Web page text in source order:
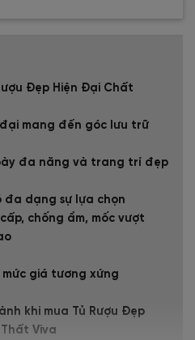
Đẹp Hiện Đại Chất
mang đến góc lưu trữ
đa năng và trang trí đẹp
đa dạng sự lựa chọn
chống ẩm, mốc vượt
giá tương xứng
khi mua Tủ Rượu Đẹp
Viva